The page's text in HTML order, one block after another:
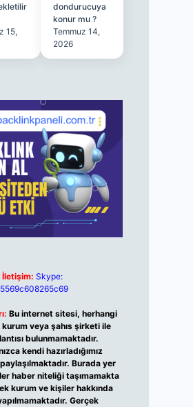
15,
dondurucuya
konur mu ?
Temmuz 14,
2026
İletişim: Skype:
Bu internet sitesi, herhangi
veya şahıs şirketi ile
bulunmamaktadır.
kendi hazırladığımız
Burada yer
haber niteliği taşımamakta
kurum ve kişiler hakkında
Gerçek